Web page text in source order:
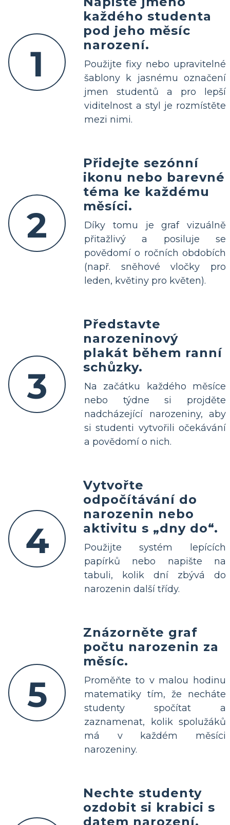
1
každého studenta
pod jeho měsíc
narození.
Použijte fixy nebo upravitelné
šablony k jasnému označení
jmen studentů a pro lepší
viditelnost a styl je rozmístěte
mezi nimi.
2
Přidejte sezónní
ikonu nebo barevné
téma ke každému
měsíci.
Díky tomu je graf vizuálně
přitažlivý a posiluje se
povědomí o ročních obdobích
(např. sněhové vločky pro
leden, květiny pro květen).
3
Představte
narozeninový
plakát během ranní
schůzky.
Na začátku každého měsíce
nebo týdne si projděte
nadcházející narozeniny, aby
si studenti vytvořili očekávání
a povědomí o nich.
4
Vytvořte
odpočítávání do
narozenin nebo
aktivitu s „dny do“.
Použijte systém lepících
papírků nebo napište na
tabuli, kolik dní zbývá do
narozenin další třídy.
5
Znázorněte graf
počtu narozenin za
měsíc.
Proměňte to v malou hodinu
matematiky tím, že necháte
studenty spočítat a
zaznamenat, kolik spolužáků
má v každém měsíci
narozeniny.
Nechte studenty
ozdobit si krabici s
datem narození.